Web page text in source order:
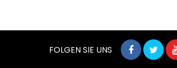
FOLGEN SIE UNS